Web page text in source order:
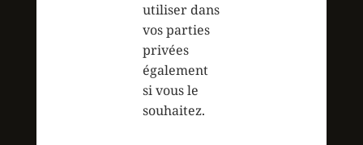
utiliser dans
vos parties
privées
également
si vous le
souhaitez.